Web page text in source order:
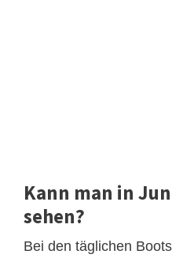
Kann man in
sehen?
Bei den täglichen